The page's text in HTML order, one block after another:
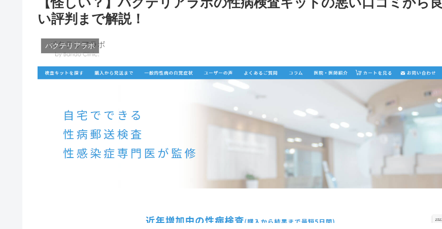
い評判まで解説！
バクテリアラボ